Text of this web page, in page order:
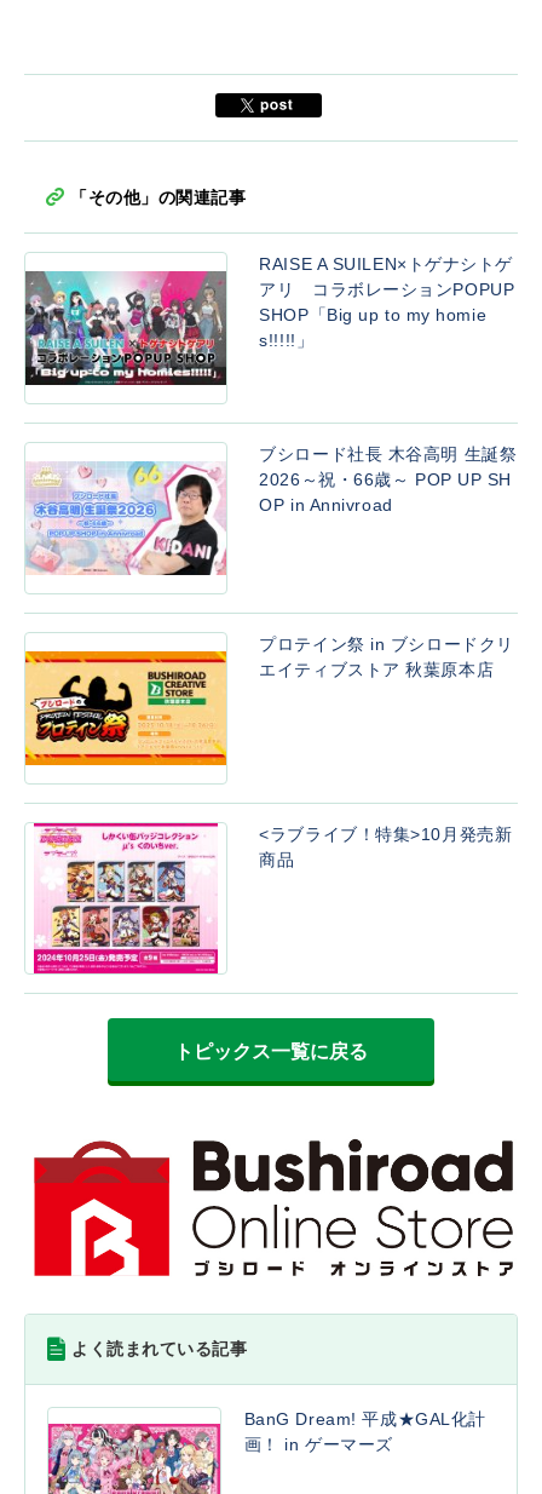
「その他」の関連記事
RAISE A SUILEN×トゲナシトゲ
アリ コラボレーションPOPUP
SHOP「Big up to my homie
s!!!!!」
ブシロード社長 木谷高明 生誕祭
2026～祝・66歳～ POP UP SH
OP in Annivroad
プロテイン祭 in ブシロードクリ
エイティブストア 秋葉原本店
<ラブライブ！特集>10月発売新
商品
トピックス一覧に戻る
よく読まれている記事
BanG Dream! 平成★GAL化計
画！ in ゲーマーズ